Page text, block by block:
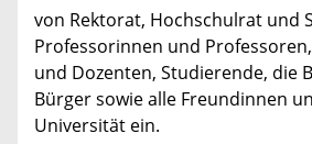
von Rektorat, Hochschulrat und
Professorinnen und
und Dozenten, Studierende, die
Bürger sowie alle Freundinnen
Universität ein.